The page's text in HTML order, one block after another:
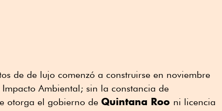
de de lujo comenzó a construirse en noviembre
Ambiental; sin la constancia de
otorga el gobierno de Quintana Roo ni licencia